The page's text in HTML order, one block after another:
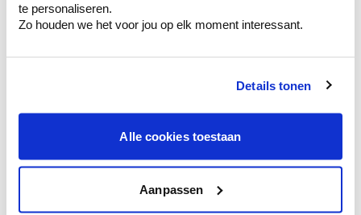
te personaliseren.
Zo houden we het voor jou op elk moment interessant.
Details tonen
Alle cookies toestaan
Aanpassen
Bekijk er de bijhorende tinten om je kleur
Deze stijlen zijn misschien ook iets voor jou